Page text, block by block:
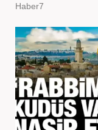
Haber7